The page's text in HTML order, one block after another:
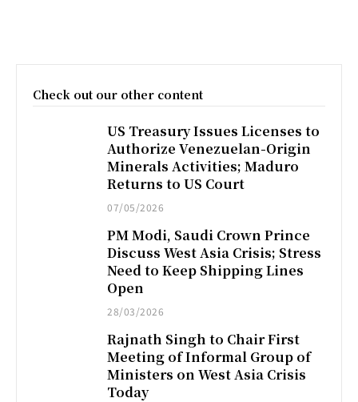
Check out our other content
US Treasury Issues Licenses to
Authorize Venezuelan-Origin
Minerals Activities; Maduro
Returns to US Court
07/05/2026
PM Modi, Saudi Crown Prince
Discuss West Asia Crisis; Stress
Need to Keep Shipping Lines
Open
28/03/2026
Rajnath Singh to Chair First
Meeting of Informal Group of
Ministers on West Asia Crisis
Today